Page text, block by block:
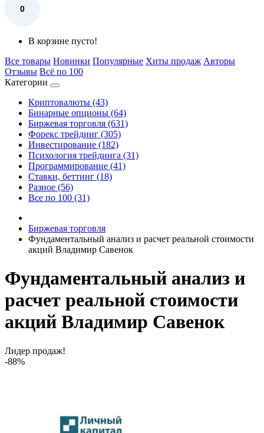
0
В корзине пусто!
Все товары Новинки Популярные Хиты продаж Авторы
Отзывы Всё по 100
Категории
Криптовалюты (43)
Бинарные опционы (64)
Биржевая торговля (631)
Форекс трейдинг (305)
Инвестирование (182)
Психология трейдинга (31)
Программирование (41)
Ставки, беттинг (18)
Разное (56)
Все по 100 (31)
Биржевая торговля
Фундаментальный анализ и расчет реальной стоимости
акций Владимир Савенок
Фундаментальный анализ и
расчет реальной стоимости
акций Владимир Савенок
Лидер продаж!
-88%